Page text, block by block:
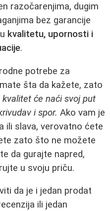
razočarenjima, dugim
bez garancije
kvalitetu, upornosti i
.
potrebe za
šta da kažete, zato
kvalitet će naći svoj put
i spor. Ako vam je
ili slava, verovatno ćete
zato što ne možete
da gurajte napred,
u svoju priču.
da je i jedan prodat
ili jedan